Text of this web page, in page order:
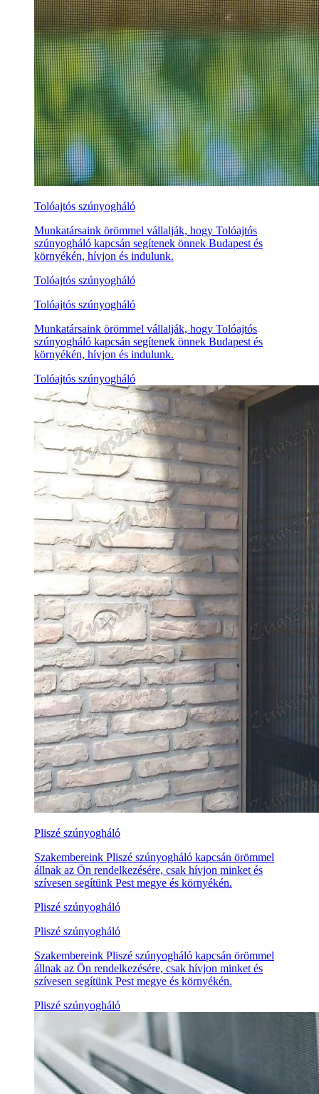
Tolóajtós szúnyogháló
Munkatársaink örömmel vállalják, hogy Tolóajtós
szúnyogháló kapcsán segítenek önnek Budapest és
környékén, hívjon és indulunk.
Tolóajtós szúnyogháló
Tolóajtós szúnyogháló
Munkatársaink örömmel vállalják, hogy Tolóajtós
szúnyogháló kapcsán segítenek önnek Budapest és
környékén, hívjon és indulunk.
Tolóajtós szúnyogháló
Pliszé szúnyogháló
Szakembereink Pliszé szúnyogháló kapcsán örömmel
állnak az Ön rendelkezésére, csak hívjon minket és
szívesen segítünk Pest megye és környékén.
Pliszé szúnyogháló
Pliszé szúnyogháló
Szakembereink Pliszé szúnyogháló kapcsán örömmel
állnak az Ön rendelkezésére, csak hívjon minket és
szívesen segítünk Pest megye és környékén.
Pliszé szúnyogháló